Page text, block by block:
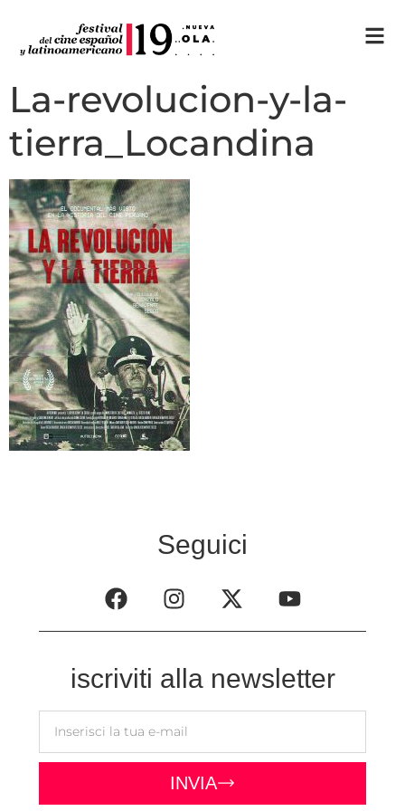
La-revolucion-y-la-
tierra_Locandina
Seguici
iscriviti alla newsletter
INVIA